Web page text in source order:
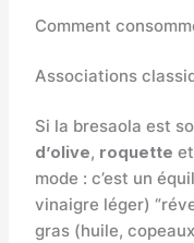
Comment
Associations
Si la bresaola est
d’olive, roquette et
mode : c’est un
vinaigre léger)
gras (huile,